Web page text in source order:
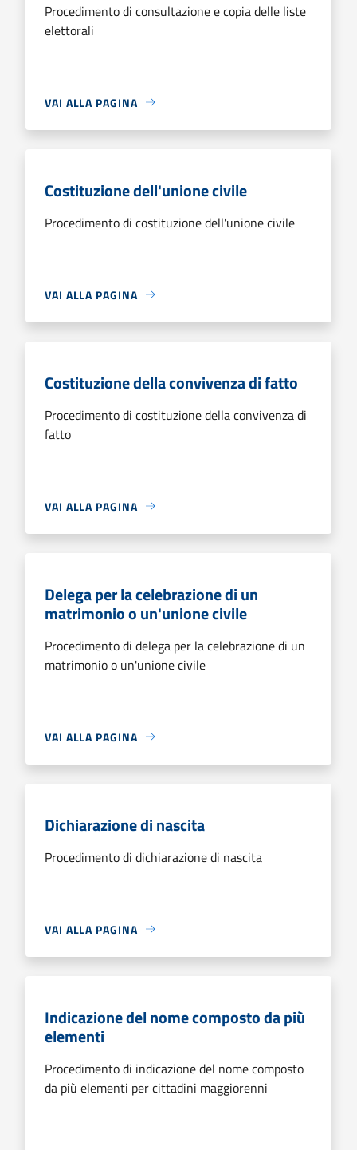
Procedimento di consultazione e copia delle liste
elettorali
VAI ALLA PAGINA
Costituzione dell'unione civile
Procedimento di costituzione dell'unione civile
VAI ALLA PAGINA
Costituzione della convivenza di fatto
Procedimento di costituzione della convivenza di
fatto
VAI ALLA PAGINA
Delega per la celebrazione di un
matrimonio o un'unione civile
Procedimento di delega per la celebrazione di un
matrimonio o un'unione civile
VAI ALLA PAGINA
Dichiarazione di nascita
Procedimento di dichiarazione di nascita
VAI ALLA PAGINA
Indicazione del nome composto da più
elementi
Procedimento di indicazione del nome composto
da più elementi per cittadini maggiorenni